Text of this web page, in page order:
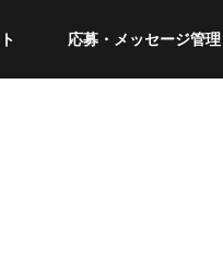
応募・メッセージ管理